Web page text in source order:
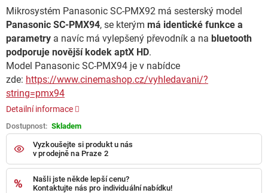
Vyzkoušejte si produkt u nás
v prodejně na Praze 2
Našli jste někde lepší cenu?
Kontaktujte nás pro individuální nabídku!
Skladem
Mikrosystém Panasonic SC-PMX92 má sesterský model
Panasonic SC-PMX94, se kterým má identické funkce a
parametry a navíc má vylepšený převodník a na bluetooth
podporuje novější kodek aptX HD.
Model Panasonic SC-PMX94 je v nabídce
zde: https://www.cinemashop.cz/vyhledavani/?
string=pmx94
Detailní informace